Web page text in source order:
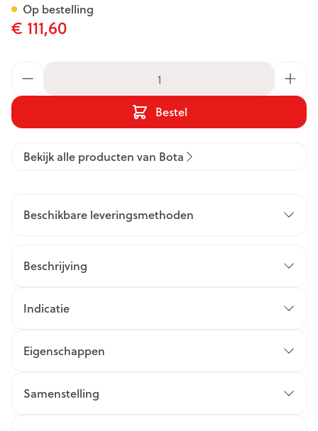
€ 111,60
Bestel
Op bestelling
Bekijk alle producten van Bota
Beschikbare leveringsmethoden
Beschrijving
Indicatie
Eigenschappen
Samenstelling